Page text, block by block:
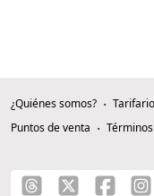
¿Quiénes somos?
Puntos de venta